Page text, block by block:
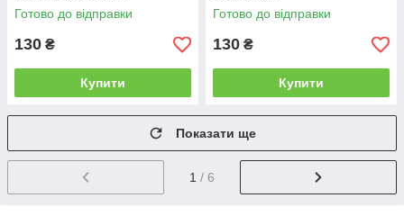
Готово до відправки
130 ₴
Купити
Готово до відправки
130 ₴
Купити
Показати ще
1 / 6